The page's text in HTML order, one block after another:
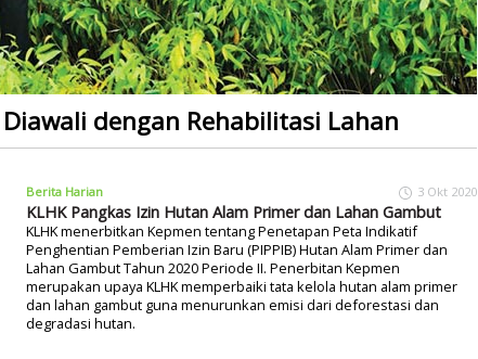
dengan Rehabilitasi Lahan
Berita Harian 3 Okt 2020
KLHK Pangkas Izin Hutan Alam Primer dan Lahan Gambut
KLHK menerbitkan Kepmen tentang Penetapan Peta Indikatif
Penghentian Pemberian Izin Baru (PIPPIB) Hutan Alam Primer dan
Lahan Gambut Tahun 2020 Periode II. Penerbitan Kepmen
merupakan upaya KLHK memperbaiki tata kelola hutan alam primer
dan lahan gambut guna menurunkan emisi dari deforestasi dan
degradasi hutan.